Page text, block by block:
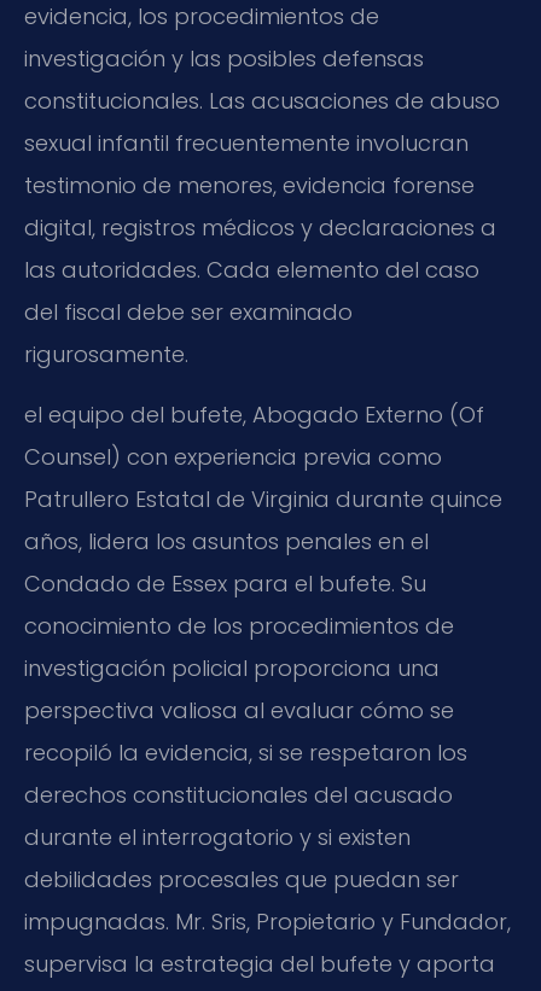
evidencia, los procedimientos de
investigación y las posibles defensas
constitucionales. Las acusaciones de abuso
sexual infantil frecuentemente involucran
testimonio de menores, evidencia forense
digital, registros médicos y declaraciones a
las autoridades. Cada elemento del caso
del fiscal debe ser examinado
rigurosamente.
el equipo del bufete, Abogado Externo (Of
Counsel) con experiencia previa como
Patrullero Estatal de Virginia durante quince
años, lidera los asuntos penales en el
Condado de Essex para el bufete. Su
conocimiento de los procedimientos de
investigación policial proporciona una
perspectiva valiosa al evaluar cómo se
recopiló la evidencia, si se respetaron los
derechos constitucionales del acusado
durante el interrogatorio y si existen
debilidades procesales que puedan ser
impugnadas. Mr. Sris, Propietario y Fundador,
supervisa la estrategia del bufete y aporta